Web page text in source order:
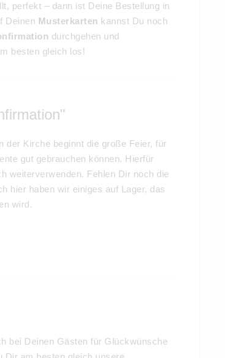
perfekt – dann ist Deine Bestellung in
Deinen Musterkarten kannst Du noch
durchgehen und
besten gleich los!
der Kirche beginnt die große Feier, für
gut gebrauchen können. Hierfür
weiterverwenden. Fehlen Dir noch die
hier haben wir einiges auf Lager, das
wird.
bei Deinen Gästen für Glückwünsche